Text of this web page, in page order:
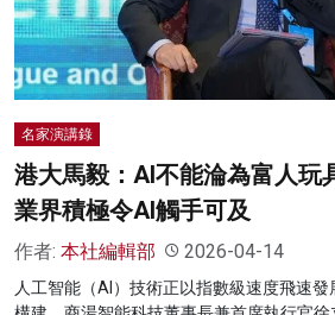
名家榜
灼見活動
名家演講錄
港大馬毅：AI不能淪為富人玩
業界積極令AI觸手可及
作者: 本社編輯部 2026-04-14
人工智能（AI）技術正以指數級速度飛速